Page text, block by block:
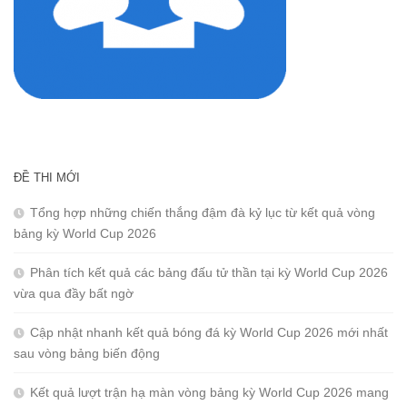
ĐỀ THI MỚI
Tổng hợp những chiến thắng đậm đà kỷ lục từ kết quả vòng
bảng kỳ World Cup 2026
Phân tích kết quả các bảng đấu tử thần tại kỳ World Cup 2026
vừa qua đầy bất ngờ
Cập nhật nhanh kết quả bóng đá kỳ World Cup 2026 mới nhất
sau vòng bảng biến động
Kết quả lượt trận hạ màn vòng bảng kỳ World Cup 2026 mang